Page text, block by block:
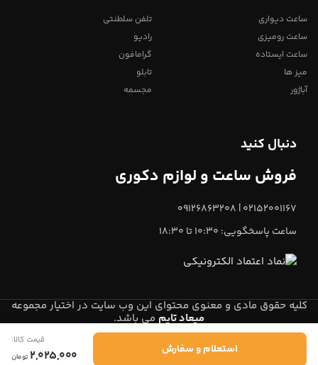
استعلام و سفارش
قیمت کالا:
2,025,000 تومان
ساعت دیواری
ساعت رومیزی
ساعت ایستاده
میز ها
آباژور
تلفن سلطنتی
رادیو
گرامافون
تابلو
مجسمه
دنبال کنید
فروش ساعت و لوازم دکوری
02152001167 | 09126863208
ساعت پاسخگویی: 10:30 تا 18:30
کلیه حقوق مادی و معنوی محتوای این وب سایت در اختیار مجموعه
میعاد تایم می باشد.